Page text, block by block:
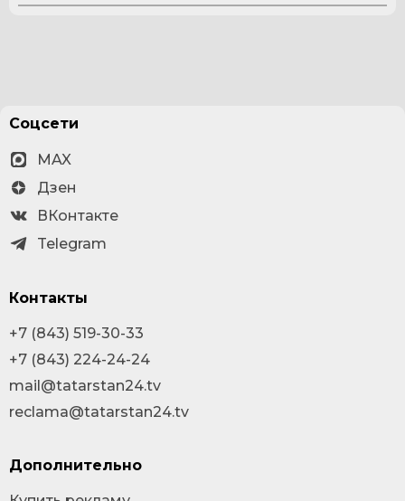
Соцсети
MAX
Дзен
ВКонтакте
Telegram
Контакты
+7 (843) 519-30-33
+7 (843) 224-24-24
mail@tatarstan24.tv
reclama@tatarstan24.tv
Дополнительно